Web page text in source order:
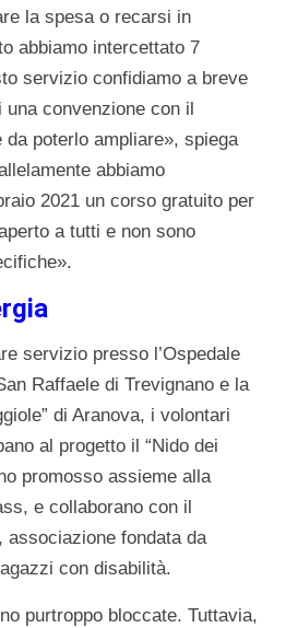
la spesa o recarsi in
abbiamo intercettato 7
servizio confidiamo a breve
convenzione con il
da poterlo ampliare», spiega
abbiamo
2021 un corso gratuito per
a tutti e non sono
servizio presso l’Ospedale
Raffaele di Trevignano e la
di Aranova, i volontari
al progetto il “Nido dei
promosso assieme alla
e collaborano con il
associazione fondata da
con disabilità.
purtroppo bloccate. Tuttavia,